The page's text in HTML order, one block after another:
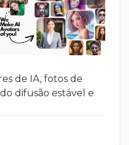
de IA, fotos de
difusão estável e